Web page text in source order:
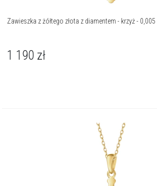
Zawieszka z żółtego złota z diamentem - krzyż -
1 190 zł